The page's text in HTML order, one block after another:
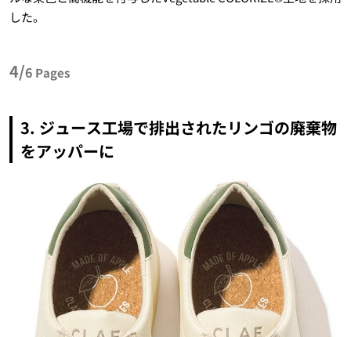
した。
4/6 Pages
3. ジュース工場で排出されたリンゴの廃棄物
をアッパーに